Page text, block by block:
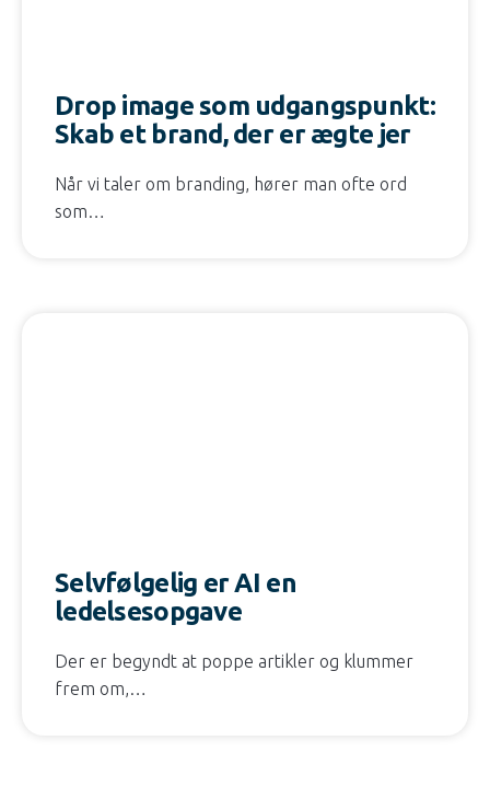
Drop image som udgangspunkt:
Skab et brand, der er ægte jer
Når vi taler om branding, hører man ofte ord
som…
Selvfølgelig er AI en
ledelsesopgave
Der er begyndt at poppe artikler og klummer
frem om,…